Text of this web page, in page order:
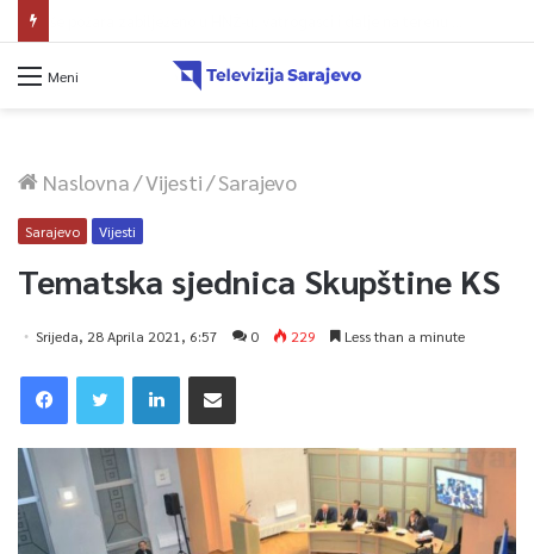
Meni
Naslovna/Vijesti/Sarajevo
Sarajevo Vijesti
Tematska sjednica Skupštine KS
Srijeda, 28 Aprila 2021, 6:57 0 229 Less than a minute